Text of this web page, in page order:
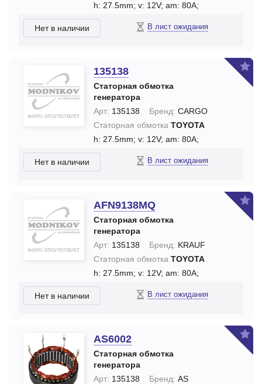
h: 27.5mm; v: 12V; am: 80A;
Нет в наличии В лист ожидания
135138
Статорная обмотка
генератора
Арт: 135138 Бренд: CARGO
Статорная обмотка TOYOTA
h: 27.5mm; v: 12V; am: 80A;
Нет в наличии В лист ожидания
AFN9138MQ
Статорная обмотка
генератора
Арт: 135138 Бренд: KRAUF
Статорная обмотка TOYOTA
h: 27.5mm; v: 12V; am: 80A;
Нет в наличии В лист ожидания
AS6002
Статорная обмотка
генератора
Арт: 135138 Бренд: AS